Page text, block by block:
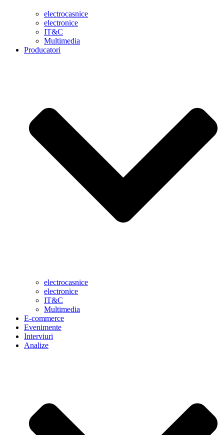
electrocasnice
electronice
IT&C
Multimedia
Producatori
electrocasnice
electronice
IT&C
Multimedia
E-commerce
Evenimente
Interviuri
Analize